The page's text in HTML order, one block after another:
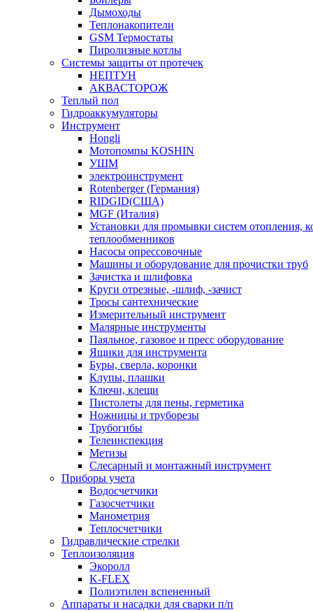
Дымоходы
Теплонакопители
GSM Термостаты
Пиролизные котлы
Системы защиты от протечек
НЕПТУН
АКВАСТОРОЖ
Теплый пол
Гидроаккумуляторы
Инструмент
Hongli
Мотопомпы KOSHIN
УШМ
электроинструмент
Rotenberger (Германия)
RIDGID(США)
MGF (Италия)
Установки для промывки систем отопления,
теплообменников
Насосы опрессовочные
Машины и оборудование для прочистки труб
Зачистка и шлифовка
Круги отрезные, -шлиф, -зачист
Тросы сантехнические
Измерительный инструмент
Малярные инструменты
Паяльное, газовое и пресс оборудование
Ящики для инструмента
Буры, сверла, коронки
Клупы, плашки
Ключи, клещи
Пистолеты для пены, герметика
Ножницы и труборезы
Трубогибы
Телеинспекция
Метизы
Слесарный и монтажный инструмент
Приборы учета
Водосчетчики
Газосчетчики
Манометрия
Теплосчетчики
Гидравлические стрелки
Теплоизоляция
Экоролл
K-FLEX
Полиэтилен вспененный
Аппараты и насадки для сварки п/п